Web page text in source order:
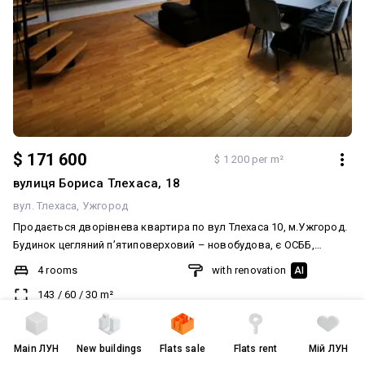
$ 171 600 $ 1 200 per m²
вулиця Бориса Тлехаса, 18
вул. Тлехаса Ужгород
Продається дворівнева квартира по вул Тлехаса 10, м.Ужгород.
Будинок цегляний п’ятиповерховий – новобудова, є ОСББ,
дитячий майданчик, закрита територія під відеонаглядом,
142.4 м.кв яка знаходиться на 4-5 поверсі. Всередині власники
зробили євроремонт, якісна побутова техніка, м’ягка частина та
меблі були виконані під замовлення. Звертаємо увагу вашу, що
підлога покрита паркетом, а міжкімнатні двері зроблені з
4 rooms
143 /60 /30 m²
4 of 5
with renovation AI
today at07:37 created 20 квітня
MainЛУН New buildings Flats sale Flats rent Мій ЛУН